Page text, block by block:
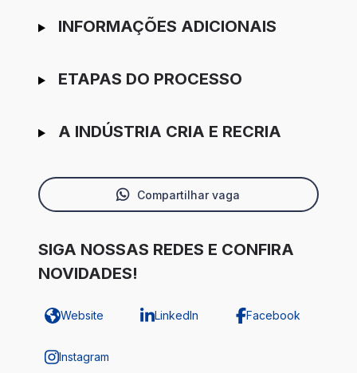
INFORMAÇÕES ADICIONAIS
ETAPAS DO PROCESSO
A INDÚSTRIA CRIA E RECRIA
Compartilhar vaga
SIGA NOSSAS REDES E CONFIRA
NOVIDADES!
Website LinkedIn Facebook
Instagram